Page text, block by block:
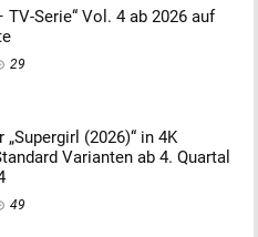
TV-Serie“ Vol. 4 ab 2026 auf
29
(2026)“ in 4K
Varianten ab 4. Quartal
49